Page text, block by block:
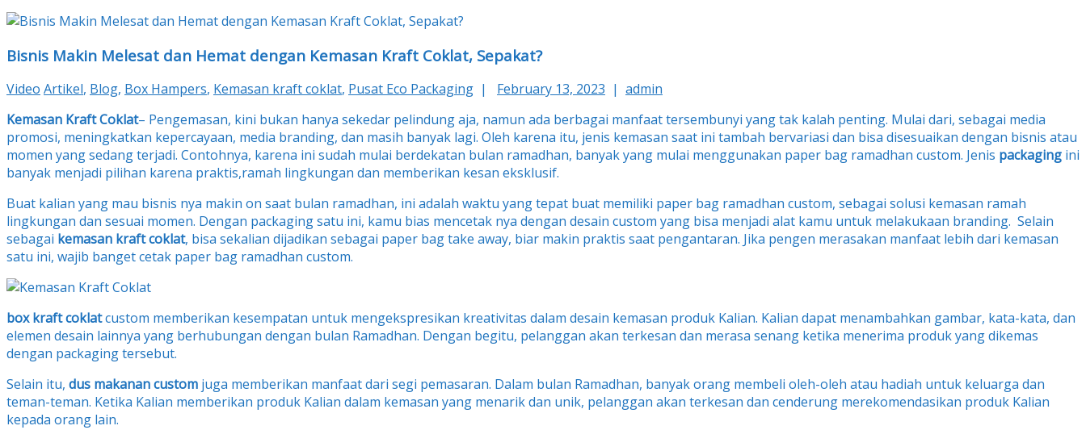
Bisnis Makin Melesat dan Hemat dengan Kemasan Kraft Coklat, Sepakat?
Video Artikel, Blog, Box Hampers, Kemasan kraft coklat, Pusat Eco Packaging | February 13, 2023 | admin
Kemasan Kraft Coklat– Pengemasan, kini bukan hanya sekedar pelindung aja, namun ada berbagai manfaat tersembunyi yang tak kalah penting. Mulai dari, sebagai media
promosi, meningkatkan kepercayaan, media branding, dan masih banyak lagi. Oleh karena itu, jenis kemasan saat ini tambah bervariasi dan bisa disesuaikan dengan bisnis atau
momen yang sedang terjadi. Contohnya, karena ini sudah mulai berdekatan bulan ramadhan, banyak yang mulai menggunakan paper bag ramadhan custom. Jenis packaging ini
banyak menjadi pilihan karena praktis,ramah lingkungan dan memberikan kesan eksklusif.
Buat kalian yang mau bisnis nya makin on saat bulan ramadhan, ini adalah waktu yang tepat buat memiliki paper bag ramadhan custom, sebagai solusi kemasan ramah
lingkungan dan sesuai momen. Dengan packaging satu ini, kamu bias mencetak nya dengan desain custom yang bisa menjadi alat kamu untuk melakukaan branding. Selain
sebagai kemasan kraft coklat, bisa sekalian dijadikan sebagai paper bag take away, biar makin praktis saat pengantaran. Jika pengen merasakan manfaat lebih dari kemasan
satu ini, wajib banget cetak paper bag ramadhan custom.
box kraft coklatcustom memberikan kesempatan untuk mengekspresikan kreativitas dalam desain kemasan produk Kalian. Kalian dapat menambahkan gambar, kata-kata, dan
elemen desain lainnya yang berhubungan dengan bulan Ramadhan. Dengan begitu, pelanggan akan terkesan dan merasa senang ketika menerima produk yang dikemas
dengan packaging tersebut.
Selain itu, dus makanan custom juga memberikan manfaat dari segi pemasaran. Dalam bulan Ramadhan, banyak orang membeli oleh-oleh atau hadiah untuk keluarga dan
teman-teman. Ketika Kalian memberikan produk Kalian dalam kemasan yang menarik dan unik, pelanggan akan terkesan dan cenderung merekomendasikan produk Kalian
kepada orang lain.